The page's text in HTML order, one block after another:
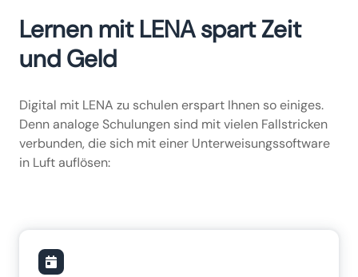
Lernen mit LENA spart Zeit
und Geld
Digital mit LENA zu schulen erspart Ihnen so einiges.
Denn analoge Schulungen sind mit vielen Fallstricken
verbunden, die sich mit einer Unterweisungssoftware
in Luft auflösen: